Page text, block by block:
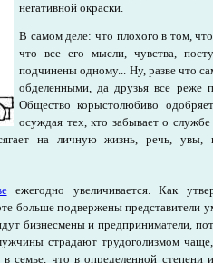
негативной окраски.
В самом деле: что плохого в том,
что все его мысли, чувства,
подчинены одному... Ну, разве что
обделенными, да друзья все реже
Общество корыстолюбиво
осуждая тех, кто забывает о
на личную жизнь, речь, увы,
ежегодно увеличивается. Как
больше подвержены представители
бизнесмены и предприниматели,
страдают трудоголизмом
семье, что в определенной степени